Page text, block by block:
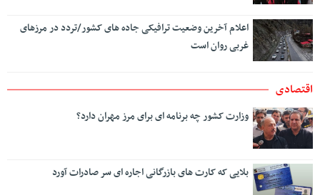
اعلام آخرین وضعیت ترافیکی جاده های کشور/تردد در مرزهای
غربی روان است
اقتصادی
وزارت کشور چه برنامه ای برای مرز مهران دارد؟
بلایی که کارت های بازرگانی اجاره ای سر صادرات آورد